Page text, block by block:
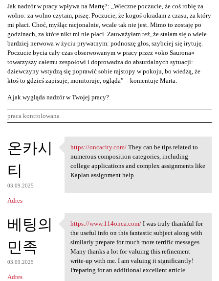
Jak nadzór w pracy wpływa na Martę?: „Wieczne poczucie, że coś robię za
wolno: za wolno czytam, piszę. Poczucie, że kogoś okradam z czasu, za który
mi płaci. Choć, myśląc racjonalnie, wcale tak nie jest. Mimo to zostaję po
godzinach, za które nikt mi nie płaci. Zauważyłam też, że stałam się o wiele
bardziej nerwowa w życiu prywatnym: podnoszę głos, szybciej się irytuję.
Poczucie bycia cały czas obserwowanym w pracy przez »oko Saurona«
towarzyszy całemu zespołowi i doprowadza do absurdalnych sytuacji:
dziewczyny wstydzą się poprawić sobie rajstopy w pokoju, bo wiedzą, że
ktoś to gdzieś zapisuje, monitoruje, ogląda” – komentuje Marta.
A jak wygląda nadzór w Twojej pracy?
praca kontrolowana
K
o
m
e
n
a
r
z
e
온카시
티
03.09.2025
Adres
https://oncacity.com/ They
https://oncacity.com/They can be tips related to
numerous composition categories, including
college applications and complex assignments like
Kaplan assignment help
베팅의
민족
03.09.2025
Adres
https://www.114onca.com/ I
https://www.114onca.com/I was truly thankful for
the useful info on this fantastic subject along with
similarly prepare for much more terrific messages.
Many thanks a lot for valuing this refinement
write-up with me. I am valuing it significantly!
Preparing for an additional excellent article